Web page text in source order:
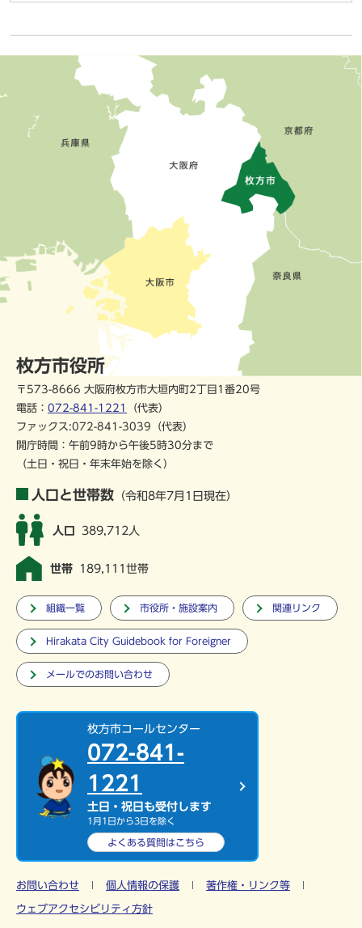
枚方市役所
〒573-8666 大阪府枚方市大垣内町2丁目1番20号
電話： 072-841-1221
（代表）
ファックス:072-841-3039（代表）
開庁時間：午前9時から午後5時30分まで
（土日・祝日・年末年始を除く）
人口と世帯数 （令和8年7月1日現在）
人口 389,712人
世帯 189,111世帯
組織一覧 市役所・施設案内 関連リンク
Hirakata City Guidebook for Foreigner
メールでのお問い合わせ
枚方市コールセンター
072-841-
1221
土日・祝日も受付します
1月1日から3日を除く
よくある質問はこちら
お問い合わせ 個人情報の保護 著作権・リンク等
ウェブアクセシビリティ方針